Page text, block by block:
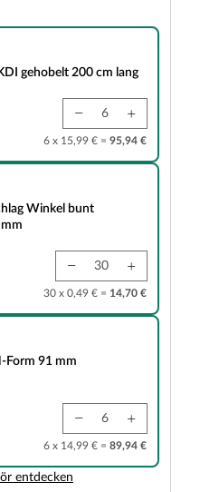
gehobelt 200 cm lang
6 x 15,99 € = 95,94 €
32 mm
Winkel bunt
30 x 0,49 € = 14,70 €
Form 91 mm
6 x 14,99 € = 89,94 €
entdecken